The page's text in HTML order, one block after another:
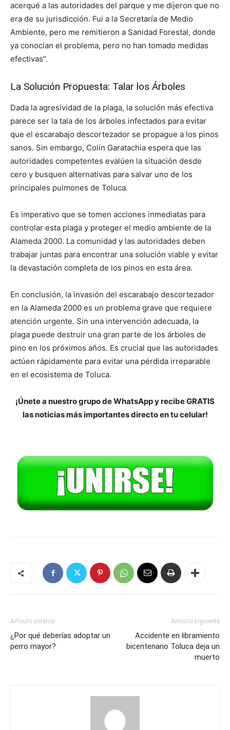
acerqué a las autoridades del parque y me dijeron que no
era de su jurisdicción. Fui a la Secretaría de Medio
Ambiente, pero me remitieron a Sanidad Forestal, donde
ya conocían el problema, pero no han tomado medidas
efectivas”.
La Solución Propuesta: Talar los Árboles
Dada la agresividad de la plaga, la solución más efectiva
parece ser la tala de los árboles infectados para evitar
que el escarabajo descortezador se propague a los pinos
sanos. Sin embargo, Colín Garatachia espera que las
autoridades competentes evalúen la situación desde
cero y busquen alternativas para salvar uno de los
principales pulmones de Toluca.
Es imperativo que se tomen acciones inmediatas para
controlar esta plaga y proteger el medio ambiente de la
Alameda 2000. La comunidad y las autoridades deben
trabajar juntas para encontrar una solución viable y evitar
la devastación completa de los pinos en esta área.
En conclusión, la invasión del escarabajo descortezador
en la Alameda 2000 es un problema grave que requiere
atención urgente. Sin una intervención adecuada, la
plaga puede destruir una gran parte de los árboles de
pino en los próximos años. Es crucial que las autoridades
actúen rápidamente para evitar una pérdida irreparable
en el ecosistema de Toluca.
¡Únete a nuestro grupo de WhatsApp y recibe GRATIS
las noticias más importantes directo en tu celular!
Artículo anterior
¿Por qué deberías adoptar un
perro mayor?
Artículo siguiente
Accidente en libramiento
bicentenario Toluca deja un
muerto